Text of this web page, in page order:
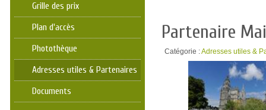
Partenaire
Catégorie :Adresses utiles &
Grille des prix
Plan d'accès
Photothèque
Adresses utiles & Partenaires
Documents